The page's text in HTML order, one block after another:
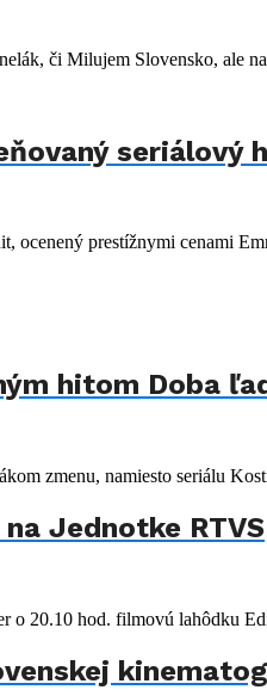
či Milujem Slovensko, ale
seriálový
ocenený prestížnymi cenami
hitom Doba
zmenu, namiesto seriálu
Jednotke RTVS
o 20.10 hod. filmovú lahôdku